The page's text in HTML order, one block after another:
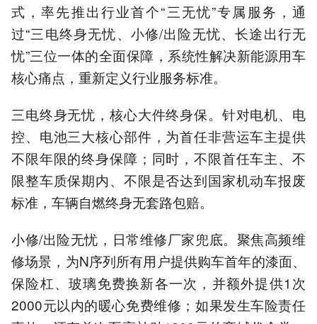
式，率先推出行业首个“三无忧”专属服务，通
过“三电终身无忧、小修/出险无忧、长途出行无
忧”三位一体的全面保障，系统性解决新能源用车
核心痛点，重新定义行业服务标准。
三电终身无忧，核心大件终身保。针对电机、电
控、电池三大核心部件，为首任非营运车主提供
不限年限的终身保障；同时，不限首任车主、不
限整车质保期内、不限是否达到国家机动车报废
标准，车辆自燃终身无套路包赔。
小修/出险无忧，日常维修厂家兜底。聚焦高频维
修场景，为N序列所有用户提供购车首年的漆面、
保险杠、玻璃免费换新各一次，并额外提供1次
2000元以内的暖心免费维修；如果发生车险责任